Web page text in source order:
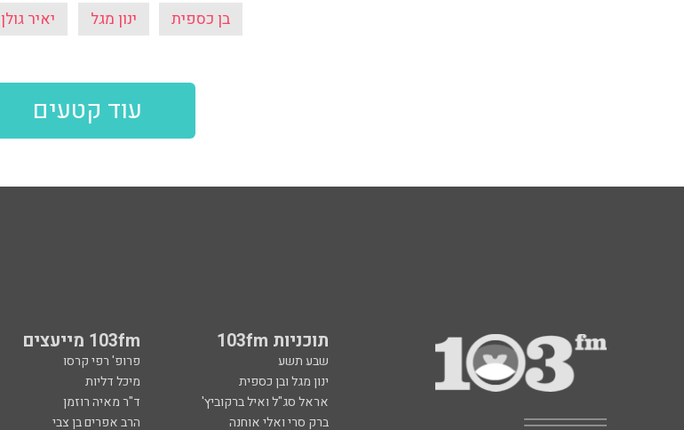
בן כספית ינון מגל יאיר גולן
עוד קטעים
תוכניות 103fm 103fm מייעצים
שבע תשע פרופ' רפי קרסו
ינון מגל ובן כספית
מיכל דליות
אראל סג"ל ואיל ברקוביץ'
ד"ר מאיה רוזמן
ברק סרי ואלי אוחנה
הרב אפרים בן צבי